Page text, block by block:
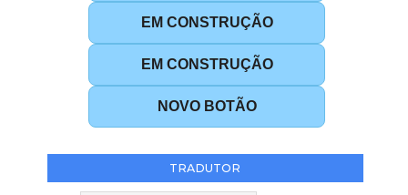
EM CONSTRUÇÃO
EM CONSTRUÇÃO
NOVO BOTÃO
TRADUTOR